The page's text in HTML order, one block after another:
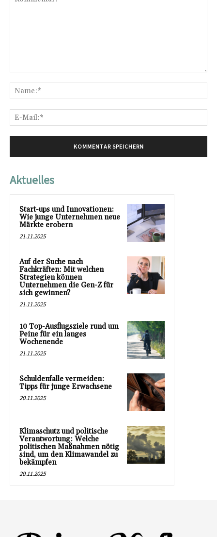
Aktuelles
Start-ups und Innovationen:
Wie junge Unternehmen neue
Märkte erobern
21.11.2025
Auf der Suche nach
Fachkräften: Mit welchen
Strategien können
Unternehmen die Gen-Z für
sich gewinnen?
21.11.2025
10 Top-Ausflugsziele rund um
Peine für ein langes
Wochenende
21.11.2025
Schuldenfalle vermeiden:
Tipps für junge Erwachsene
20.11.2025
Klimaschutz und politische
Verantwortung: Welche
politischen Maßnahmen nötig
sind, um den Klimawandel zu
bekämpfen
20.11.2025